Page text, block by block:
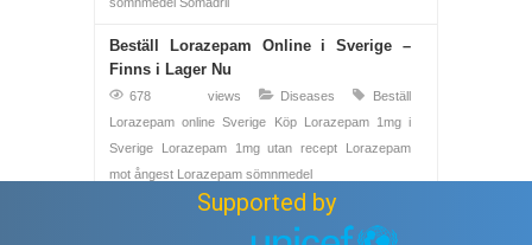
Beställ Lorazepam Online i Sverige –
Finns i Lager Nu
678 views Diseases
Beställ
Lorazepam online Sverige
Köp Lorazepam 1mg i
Sverige
Lorazepam 1mg utan recept
Lorazepam
mot ångest Lorazepam sömnmedel
Supported by